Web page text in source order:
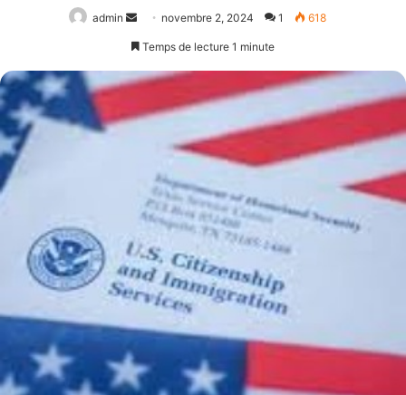
admin
Envoyer
un
novembre 2, 2024 1 618
Temps de lecture 1 minute